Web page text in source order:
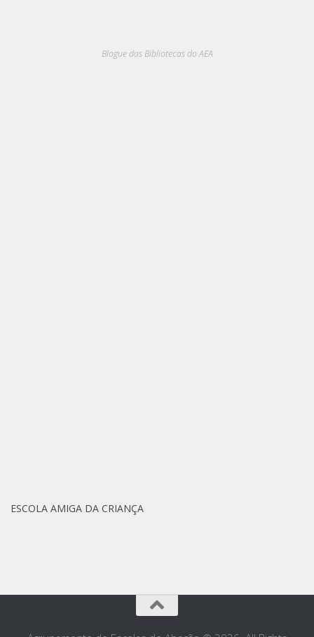
Blogue das Bibliotecas do AEA
ESCOLA AMIGA DA CRIANÇA